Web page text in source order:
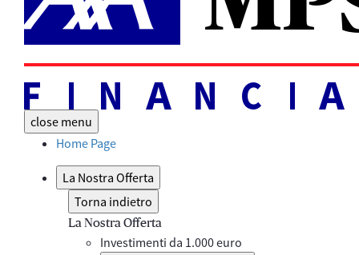
close menu
Home Page
La Nostra Offerta
Torna indietro
La Nostra Offerta
Investimenti da 1.000 euro